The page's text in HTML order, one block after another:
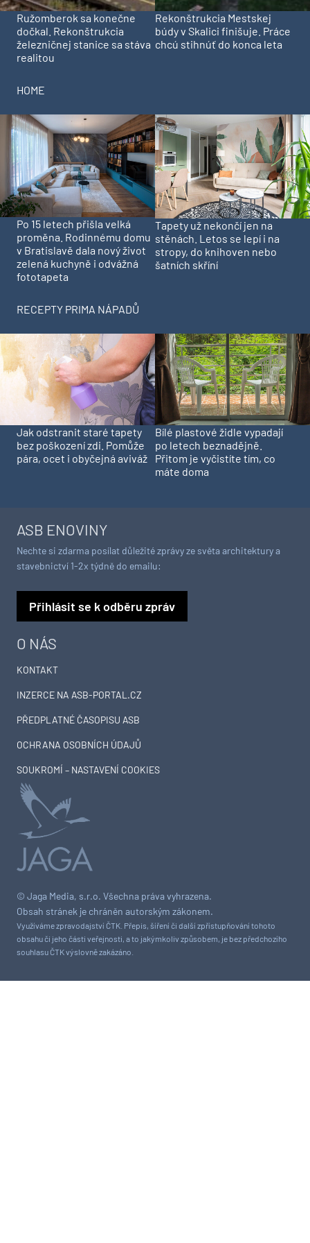
Ružomberok sa konečne
dočkal. Rekonštrukcia
železničnej stanice sa stáva
realitou
Rekonštrukcia Mestskej
búdy v Skalici finišuje. Práce
chcú stihnúť do konca leta
HOME
Po 15 letech přišla velká
proměna. Rodinnému domu
v Bratislavě dala nový život
zelená kuchyně i odvážná
fototapeta
Tapety už nekončí jen na
stěnách. Letos se lepí i na
stropy, do knihoven nebo
šatních skříní
RECEPTY PRIMA NÁPADŮ
Jak odstranit staré tapety
bez poškození zdi. Pomůže
pára, ocet i obyčejná aviváž
Bílé plastové židle vypadají
po letech beznadějně.
Přitom je vyčistíte tím, co
máte doma
© Jaga Media, s.r.o. Všechna práva vyhrazena.
Obsah stránek je chráněn autorským zákonem.
Využíváme zpravodajství ČTK. Přepis, šíření či další zpřístupňování tohoto
obsahu či jeho části veřejnosti, a to jakýmkoliv způsobem, je bez předchozího
souhlasu ČTK výslovně zakázáno.
O NÁS
KONTAKT
INZERCE NA ASB-PORTAL.CZ
PŘEDPLATNÉ ČASOPISU ASB
OCHRANA OSOBNÍCH ÚDAJŮ
SOUKROMÍ – NASTAVENÍ COOKIES
ASB ENOVINY
Nechte si zdarma posílat důležité zprávy ze světa architektury a
stavebnictví 1-2x týdně do emailu:
Přihlásit se k odběru zpráv